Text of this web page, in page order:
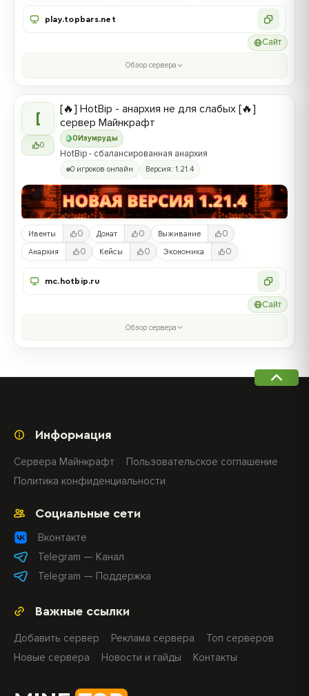
play.topbars.net
Сайт
Обзор сервера
[
0
0 Изумруды
[🔥] HotBip - анархия не для слабых [🔥]
сервер Майнкрафт
HotBip - сбалансированная анархия
0 игроков онлайн Версия: 1.21.4
Ивенты 0 Донат 0 Выживание 0
Анархия 0 Кейсы 0 Экономика 0
mc.hotbip.ru
Сайт
Обзор сервера
Важные ссылки
Добавить сервер Реклама сервера
Топ серверов
Новые сервера
Новости и гайды Контакты
Социальные сети
Вконтакте
Telegram — Канал
Telegram — Поддержка
Информация
Сервера Майнкрафт
Пользовательское соглашение
Политика конфиденциальности